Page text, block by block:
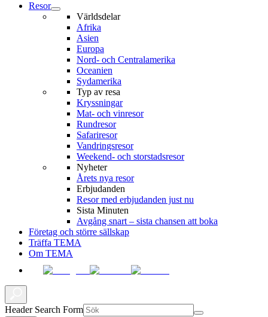
Resor
Världsdelar
Afrika
Asien
Europa
Nord- och Centralamerika
Oceanien
Sydamerika
Typ av resa
Kryssningar
Mat- och vinresor
Rundresor
Safariresor
Vandringsresor
Weekend- och storstadsresor
Nyheter
Årets nya resor
Erbjudanden
Resor med erbjudanden just nu
Sista Minuten
Avgång snart – sista chansen att boka
Företag och större sällskap
Träffa TEMA
Om TEMA
Header Search Form